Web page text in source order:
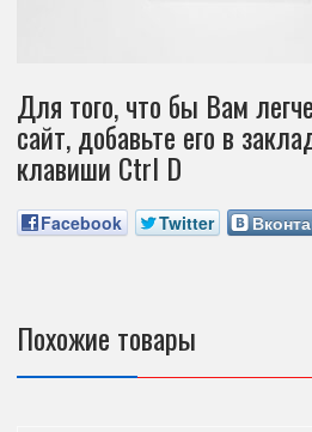
Для того, что бы Вам
сайт, добавьте его в
клавиши Ctrl D
Facebook Twitter
Похожие товары